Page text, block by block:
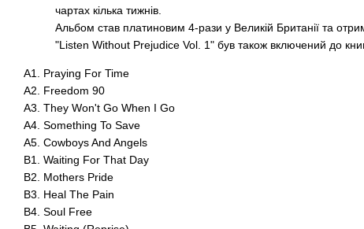
чартах кілька тижнів.
Альбом став платиновим 4-рази у Великій Британії та
"Listen Without Prejudice Vol. 1" був також включений до
A1. Praying For Time
A2. Freedom 90
A3. They Won't Go When I Go
A4. Something To Save
A5. Cowboys And Angels
B1. Waiting For That Day
B2. Mothers Pride
B3. Heal The Pain
B4. Soul Free